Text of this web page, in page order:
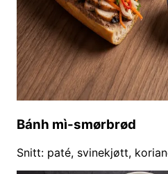
Bánh mì-smørbrød
Snitt: paté, svinekjøtt,